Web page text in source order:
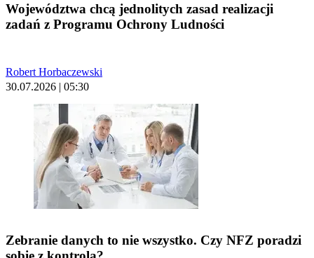
Województwa chcą jednolitych zasad realizacji
zadań z Programu Ochrony Ludności
Robert Horbaczewski
30.07.2026 | 05:30
Zebranie danych to nie wszystko. Czy NFZ poradzi